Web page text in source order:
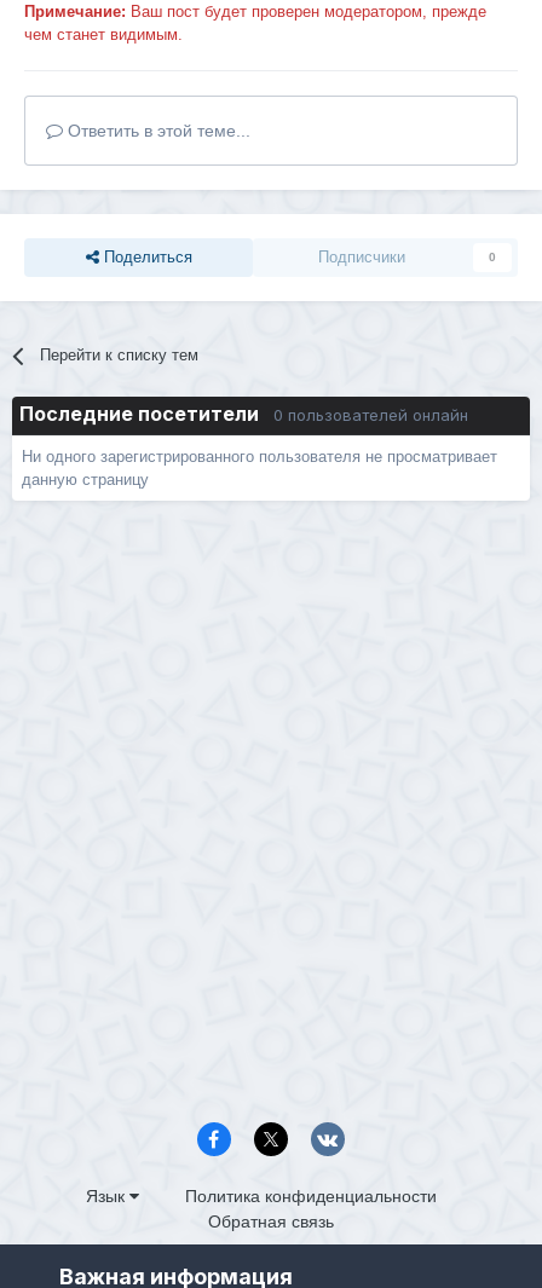
Примечание: Ваш пост будет проверен модератором, прежде
чем станет видимым.
Ответить в этой теме...
Поделиться Подписчики 0
Перейти к списку тем
Последние посетители 0 пользователей онлайн
Ни одного зарегистрированного пользователя не просматривает
данную страницу
Язык
Политика конфиденциальности
Обратная связь
Powered by Invision Community
Важная информация